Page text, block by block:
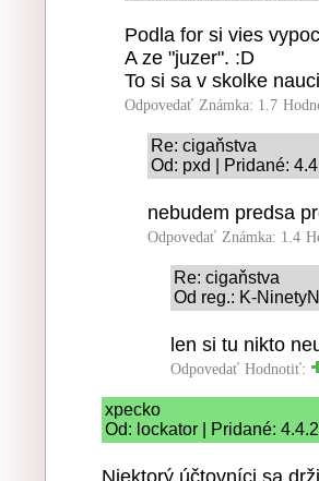
Podla for si vies
A ze "juzer". :D
To si sa v skolke
Odpovedať Známka: 1.7
Re: cigaňstva
Od: pxd | Pridané:
nebudem predsa
Odpovedať Známka: 1.4
Re: cigaňstva
Od reg.: K-
len si tu nikto
Odpovedať Hodnotiť:
xpecko
Od: lockator | Pridané: